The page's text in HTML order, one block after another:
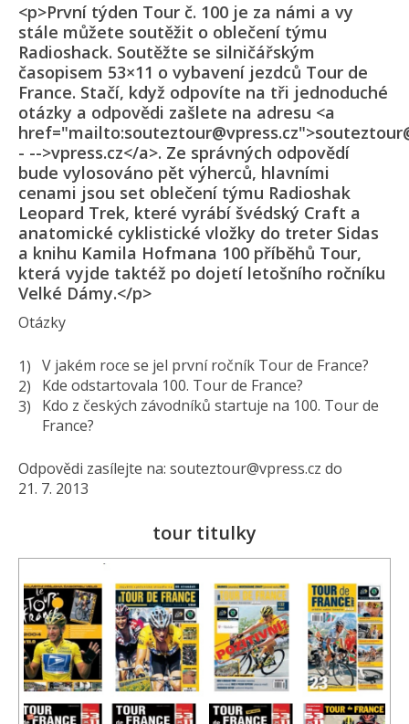
<p>První týden Tour č. 100 je za námi a vy
stále můžete soutěžit o oblečení týmu
Radioshack. Soutěžte se silničářským
časopisem 53×11 o vybavení jezdců Tour de
France. Stačí, když odpovíte na tři jednoduché
otázky a odpovědi zašlete na adresu <a
- -->vpress.cz</a>. Ze správných odpovědí
bude vylosováno pět výherců, hlavními
cenami jsou set oblečení týmu Radioshak
Leopard Trek, které vyrábí švédský Craft a
anatomické cyklistické vložky do treter Sidas
a knihu Kamila Hofmana 100 příběhů Tour,
která vyjde taktéž po dojetí letošního ročníku
Velké Dámy.</p>
Otázky
V jakém roce se jel první ročník Tour de France?
Kde odstartovala 100. Tour de France?
Kdo z českých závodníků startuje na 100. Tour de
France?
Odpovědi zasílejte na: souteztour@vpress.cz do
21. 7. 2013
tour titulky